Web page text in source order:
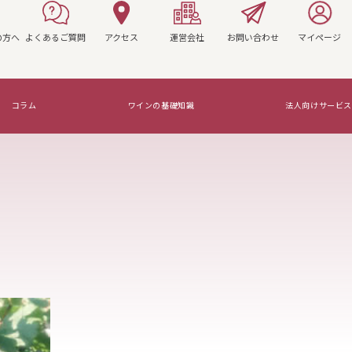
方へ よくあるご質問 アクセス 運営会社 お問い合わせ マイページ
コラム ワインの基礎知識 法人向けサービス